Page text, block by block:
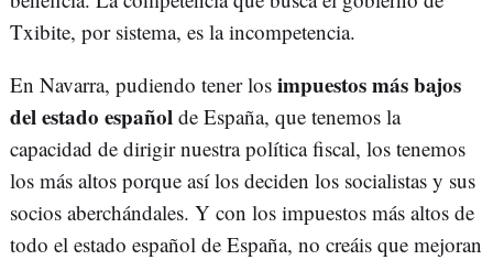
Txibite, por sistema, es la incompetencia.
En Navarra, pudiendo tener los impuestos más bajos
del estado español de España, que tenemos la
capacidad de dirigir nuestra política fiscal, los tenemos
los más altos porque así los deciden los socialistas y sus
socios aberchándales. Y con los impuestos más altos de
todo el estado español de España, no creáis que mejoran